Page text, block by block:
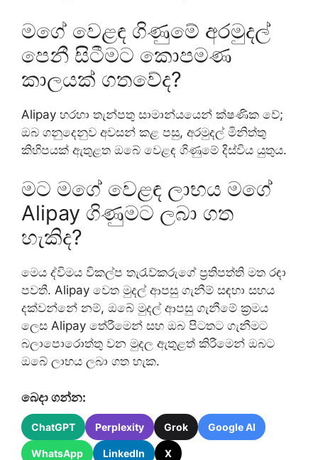
මගේ වෙළඳ ගිණුමේ අරමුදල්
පෙනී සිටීමට කොපමණ
කාලයක් ගතවේද?
Alipay හරහා තැන්පතු සාමාන්යයෙන් ක්ෂණික වේ;
ඔබ ගනුදෙනුව අවසන් කළ පසු, අරමුදල් මිනිත්තු
කිහිපයක් ඇතුළත ඔබේ වෙළඳ ගිණුමේ දිස්විය යුතුය.
මට මගේ වෙළඳ ලාභය මගේ
Alipay ගිණුමට ලබා ගත
හැකිද?
මෙය ද්විමය විකල්ප තැරැව්කරුගේ ප්‍රතිපත්ති මත රඳා
පවතී. Alipay වෙත මුදල් ආපසු ගැනීම් සඳහා සහය
දක්වන්නේ නම්, ඔබේ මුදල් ආපසු ගැනීමේ ක්‍රමය
ලෙස Alipay තේරීමෙන් සහ ඔබ පිටතට ගැනීමට
බලාපොරොත්තු වන මුදල ඇතුළත් කිරීමෙන් ඔබට
ඔබේ ලාභය ලබා ගත හැක.
බෙදා ගන්න:
ChatGPT Perplexity Grok Google AI
WhatsApp LinkedIn X